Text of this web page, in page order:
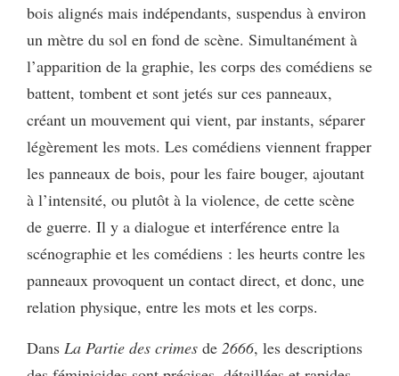
bois alignés mais indépendants, suspendus à environ
un mètre du sol en fond de scène. Simultanément à
l’apparition de la graphie, les corps des comédiens se
battent, tombent et sont jetés sur ces panneaux,
créant un mouvement qui vient, par instants, séparer
légèrement les mots. Les comédiens viennent frapper
les panneaux de bois, pour les faire bouger, ajoutant
à l’intensité, ou plutôt à la violence, de cette scène
de guerre. Il y a dialogue et interférence entre la
scénographie et les comédiens : les heurts contre les
panneaux provoquent un contact direct, et donc, une
relation physique, entre les mots et les corps.
Dans La Partie des crimes de 2666, les descriptions